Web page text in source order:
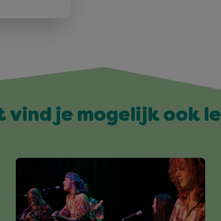
vind je mogelijk ook